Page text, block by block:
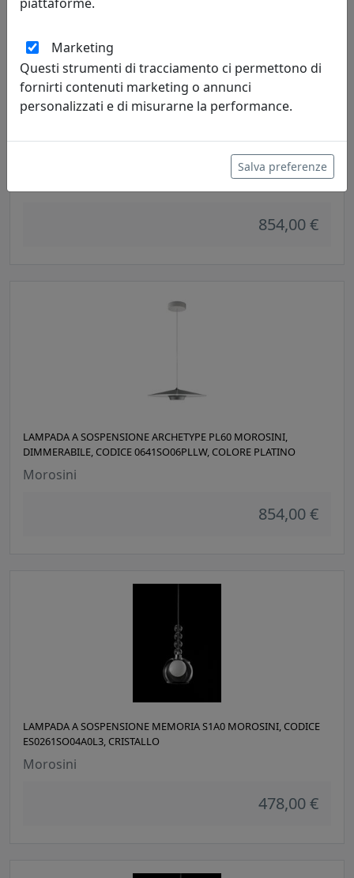
DIMMERABILE, CODICE 0641SO06NELW, COLORE NERO
854,00 €
LAMPADA A SOSPENSIONE ARCHETYPE PL60 MOROSINI,
DIMMERABILE, CODICE 0641SO06PLLW, COLORE PLATINO
Morosini
854,00 €
LAMPADA A SOSPENSIONE MEMORIA S1A0 MOROSINI, CODICE
ES0261SO04A0L3, CRISTALLO
Morosini
478,00 €
Marketing
Questi strumenti di tracciamento ci permettono di
fornirti contenuti marketing o annunci
personalizzati e di misurarne la performance.
Salva preferenze